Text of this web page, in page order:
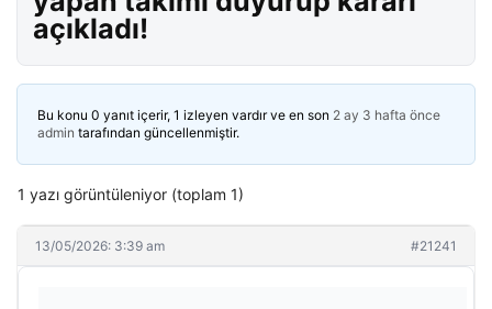
açıkladı!
Bu konu 0 yanıt içerir, 1 izleyen vardır ve en son 2 ay 3 hafta önce
admin tarafından güncellenmiştir.
1 yazı görüntüleniyor (toplam 1)
13/05/2026: 3:39 am #21241